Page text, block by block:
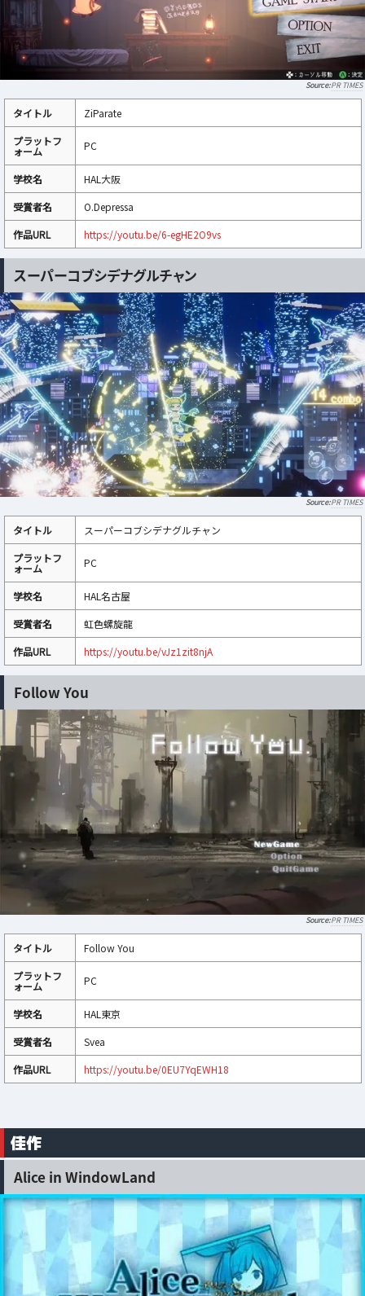
PR TIMES
タイトル
ZiParate
プラットフ
ォーム PC
学校名
HAL大阪
受賞者名
O.Depressa
作品URL
https://youtu.be/6-egHE2O9vs
スーパーコブシデナグルチャン
PR TIMES
タイトル
スーパーコブシデナグルチャン
プラットフ
ォーム PC
学校名
HAL名古屋
受賞者名
虹色螺旋龍
作品URL
https://youtu.be/vJz1zit8njA
Follow You
PR TIMES
タイトル
Follow You
プラットフ
ォーム PC
学校名
HAL東京
受賞者名
Svea
作品URL
https://youtu.be/0EU7YqEWH18
佳作
Alice in WindowLand